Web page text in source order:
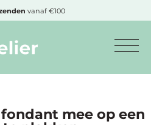
bestelling vanaf €50,-
mee op een